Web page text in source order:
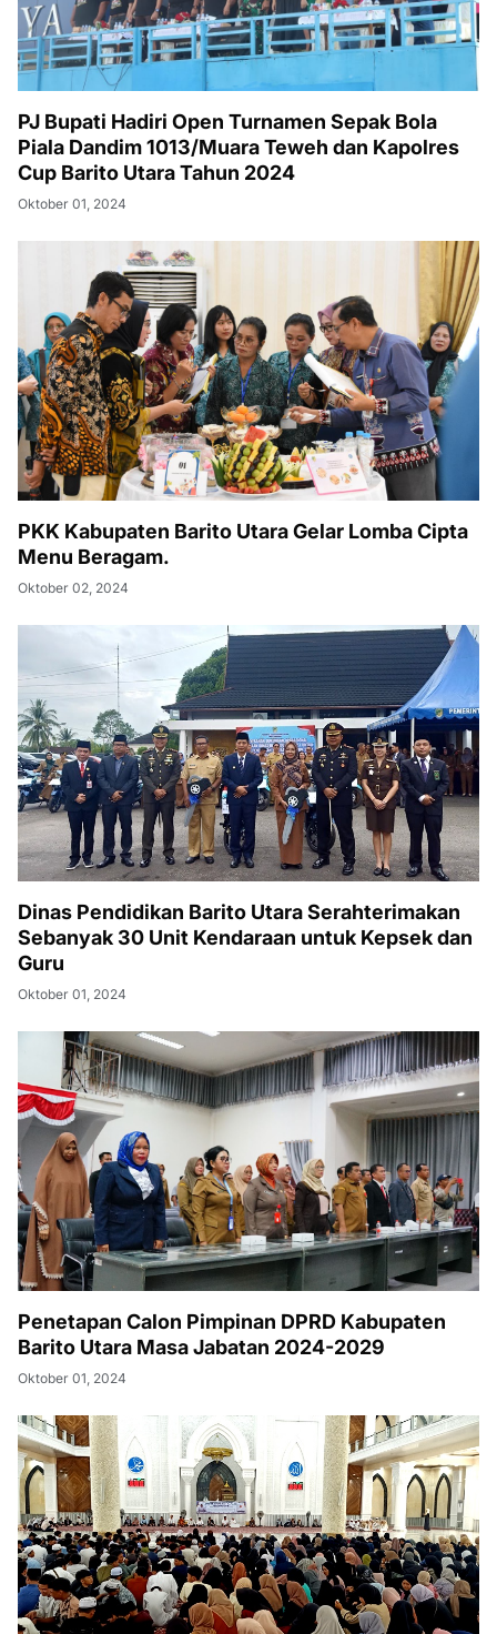
PJ Bupati Hadiri Open Turnamen Sepak Bola
Piala Dandim 1013/Muara Teweh dan Kapolres
Cup Barito Utara Tahun 2024
Oktober 01, 2024
PKK Kabupaten Barito Utara Gelar Lomba Cipta
Menu Beragam.
Oktober 02, 2024
Dinas Pendidikan Barito Utara Serahterimakan
Sebanyak 30 Unit Kendaraan untuk Kepsek dan
Guru
Oktober 01, 2024
Penetapan Calon Pimpinan DPRD Kabupaten
Barito Utara Masa Jabatan 2024-2029
Oktober 01, 2024